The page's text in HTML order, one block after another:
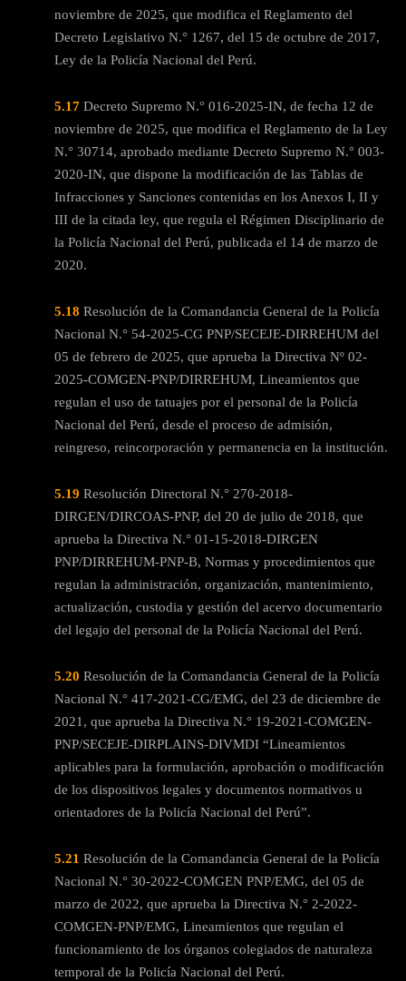
noviembre de 2025, que modifica el Reglamento del
Decreto Legislativo N.° 1267, del 15 de octubre de 2017,
Ley de la Policía Nacional del Perú.
5.17 Decreto Supremo N.° 016-2025-IN, de fecha 12 de
noviembre de 2025, que modifica el Reglamento de la Ley
N.° 30714, aprobado mediante Decreto Supremo N.° 003-
2020-IN, que dispone la modificación de las Tablas de
Infracciones y Sanciones contenidas en los Anexos I, II y
III de la citada ley, que regula el Régimen Disciplinario de
la Policía Nacional del Perú, publicada el 14 de marzo de
2020.
5.18 Resolución de la Comandancia General de la Policía
Nacional N.° 54-2025-CG PNP/SECEJE-DIRREHUM del
05 de febrero de 2025, que aprueba la Directiva Nº 02-
2025-COMGEN-PNP/DIRREHUM, Lineamientos que
regulan el uso de tatuajes por el personal de la Policía
Nacional del Perú, desde el proceso de admisión,
reingreso, reincorporación y permanencia en la institución.
5.19 Resolución Directoral N.° 270-2018-
DIRGEN/DIRCOAS-PNP, del 20 de julio de 2018, que
aprueba la Directiva N.° 01-15-2018-DIRGEN
PNP/DIRREHUM-PNP-B, Normas y procedimientos que
regulan la administración, organización, mantenimiento,
actualización, custodia y gestión del acervo documentario
del legajo del personal de la Policía Nacional del Perú.
5.20 Resolución de la Comandancia General de la Policía
Nacional N.° 417-2021-CG/EMG, del 23 de diciembre de
2021, que aprueba la Directiva N.° 19-2021-COMGEN-
PNP/SECEJE-DIRPLAINS-DIVMDI “Lineamientos
aplicables para la formulación, aprobación o modificación
de los dispositivos legales y documentos normativos u
orientadores de la Policía Nacional del Perú”.
5.21 Resolución de la Comandancia General de la Policía
Nacional N.° 30-2022-COMGEN PNP/EMG, del 05 de
marzo de 2022, que aprueba la Directiva N.° 2-2022-
COMGEN-PNP/EMG, Lineamientos que regulan el
funcionamiento de los órganos colegiados de naturaleza
temporal de la Policía Nacional del Perú.